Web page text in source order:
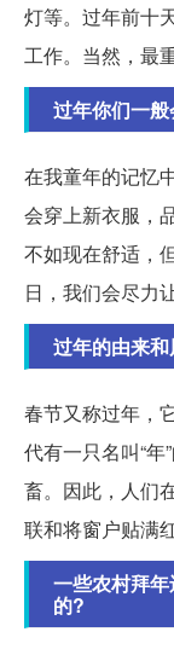
灯等。过年前十
工作。当然，最
过年你们一
在我童年的记忆
会穿上新衣服，
不如现在舒适，
日，我们会尽力
过年的由来
春节又称过年，
代有一只名叫“
畜。因此，人们
联和将窗户贴满
一些农村拜
的?